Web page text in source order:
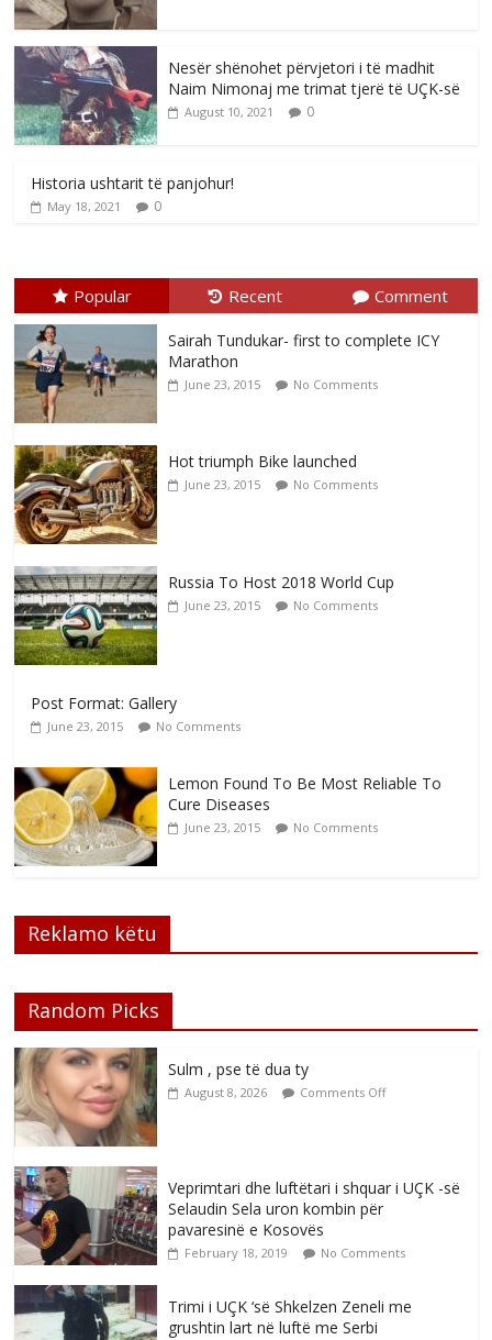
Nesër shënohet përvjetori i të madhit
Naim Nimonaj me trimat tjerë të UÇK-së
August 10, 2021 0
Historia ushtarit të panjohur!
May 18, 2021 0
Popular Recent Comment
Sairah Tundukar- first to complete ICY
Marathon
June 23, 2015 No Comments
Hot triumph Bike launched
June 23, 2015 No Comments
Russia To Host 2018 World Cup
June 23, 2015 No Comments
Post Format: Gallery
June 23, 2015 No Comments
Lemon Found To Be Most Reliable To
Cure Diseases
June 23, 2015 No Comments
Reklamo këtu
Random Picks
Sulm , pse të dua ty
August 8, 2026 Comments Off
Veprimtari dhe luftëtari i shquar i UÇK -së
Selaudin Sela uron kombin për
pavaresinë e Kosovës
February 18, 2019 No Comments
Trimi i UÇK ‘së Shkelzen Zeneli me
grushtin lart në luftë me Serbi